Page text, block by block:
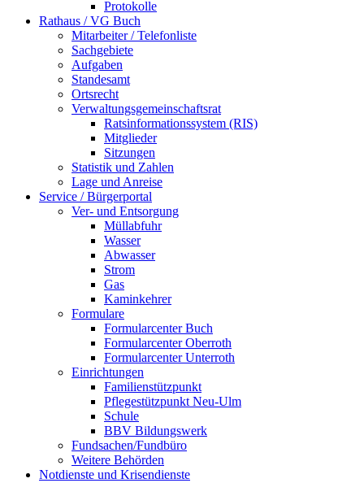
Protokolle
Rathaus / VG Buch
Mitarbeiter / Telefonliste
Sachgebiete
Aufgaben
Standesamt
Ortsrecht
Verwaltungsgemeinschaftsrat
Ratsinformationssystem (RIS)
Mitglieder
Sitzungen
Statistik und Zahlen
Lage und Anreise
Service / Bürgerportal
Ver- und Entsorgung
Müllabfuhr
Wasser
Abwasser
Strom
Gas
Kaminkehrer
Formulare
Formularcenter Buch
Formularcenter Oberroth
Formularcenter Unterroth
Einrichtungen
Familienstützpunkt
Pflegestützpunkt Neu-Ulm
Schule
BBV Bildungswerk
Fundsachen/Fundbüro
Weitere Behörden
Notdienste und Krisendienste